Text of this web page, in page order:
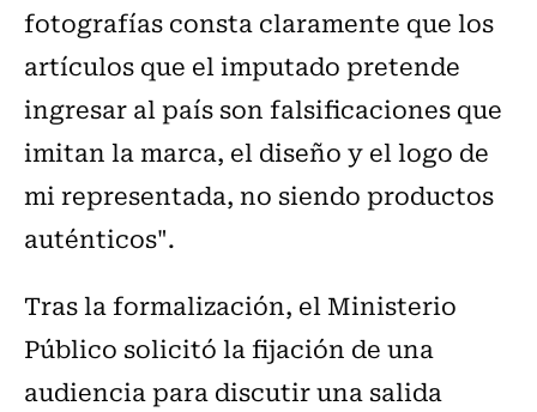
fotografías consta claramente que los
artículos que el imputado pretende
ingresar al país son falsificaciones que
imitan la marca, el diseño y el logo de
mi representada, no siendo productos
auténticos".
Tras la formalización, el Ministerio
Público solicitó la fijación de una
audiencia para discutir una salida